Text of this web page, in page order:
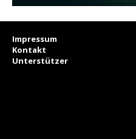
Impressum
Kontakt
Unterstützer